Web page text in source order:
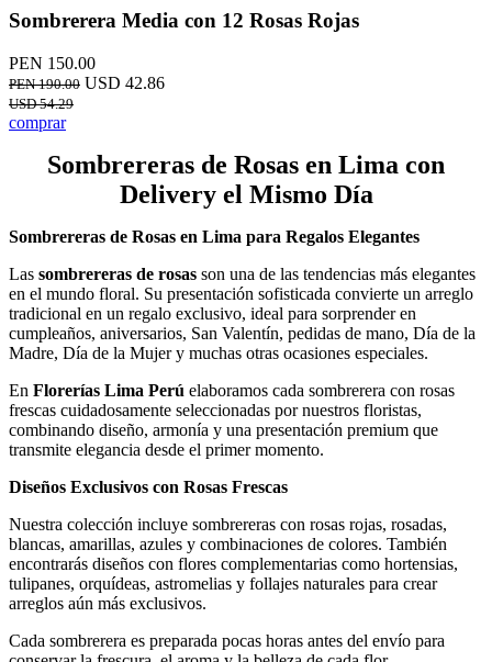
Sombrerera Media con 12 Rosas Rojas
PEN 150.00
PEN 190.00 USD 42.86
USD 54.29
comprar
Sombrereras de Rosas en Lima con
Delivery el Mismo Día
Sombrereras de Rosas en Lima para Regalos Elegantes
Las sombrereras de rosas son una de las tendencias más elegantes
en el mundo floral. Su presentación sofisticada convierte un arreglo
tradicional en un regalo exclusivo, ideal para sorprender en
cumpleaños, aniversarios, San Valentín, pedidas de mano, Día de la
Madre, Día de la Mujer y muchas otras ocasiones especiales.
En Florerías Lima Perú elaboramos cada sombrerera con rosas
frescas cuidadosamente seleccionadas por nuestros floristas,
combinando diseño, armonía y una presentación premium que
transmite elegancia desde el primer momento.
Diseños Exclusivos con Rosas Frescas
Nuestra colección incluye sombrereras con rosas rojas, rosadas,
blancas, amarillas, azules y combinaciones de colores. También
encontrarás diseños con flores complementarias como hortensias,
tulipanes, orquídeas, astromelias y follajes naturales para crear
arreglos aún más exclusivos.
Cada sombrerera es preparada pocas horas antes del envío para